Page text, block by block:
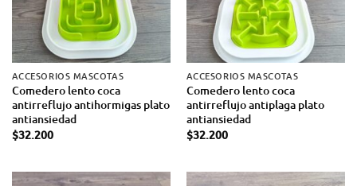
ACCESORIOS MASCOTAS
Comedero lento coca
antirreflujo antihormigas plato
antiansiedad
$32.200
ACCESORIOS MASCOTAS
Comedero lento coca
antirreflujo antiplaga plato
antiansiedad
$32.200